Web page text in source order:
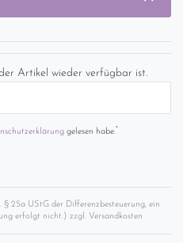
Artikel wieder verfügbar ist.
gelesen habe.*
25a UStG der Differenzbesteuerung, ein
erfolgt nicht.) zzgl. Versandkosten